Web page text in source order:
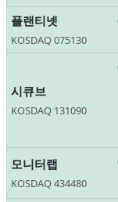
플랜티넷
KOSDAQ 075130
시큐브
KOSDAQ 131090
모니터랩
KOSDAQ 434480